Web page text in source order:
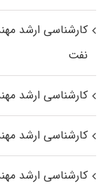
کارشناسی ارشد
نفت
کارشناسی ارشد
کارشناسی ارشد
کارشناسی ارشد